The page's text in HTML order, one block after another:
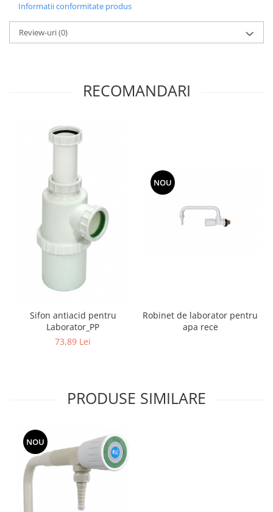
Informatii conformitate produs
Review-uri(0)
RECOMANDARI
Sifon antiacid pentru
Laborator_PP
73,89 Lei
NOU
Robinet de laborator pentru
apa rece
PRODUSE SIMILARE
NOU